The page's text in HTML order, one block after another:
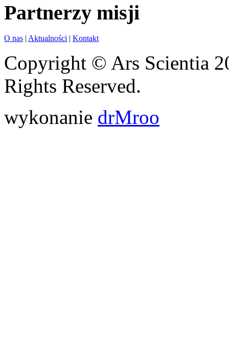
Partnerzy misji
O nas | Aktualności | Kontakt
Copyright © Ars Scientia
Rights Reserved.
wykonanie drMroo